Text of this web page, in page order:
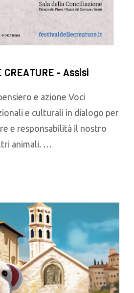
CREATURE - Assisi
e azione Voci
e culturali in dialogo per
e responsabilità il nostro
animali. …